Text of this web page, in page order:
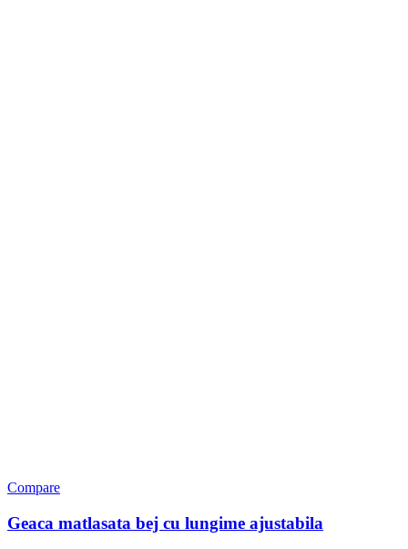
Compare
Geaca matlasata bej cu lungime ajustabila